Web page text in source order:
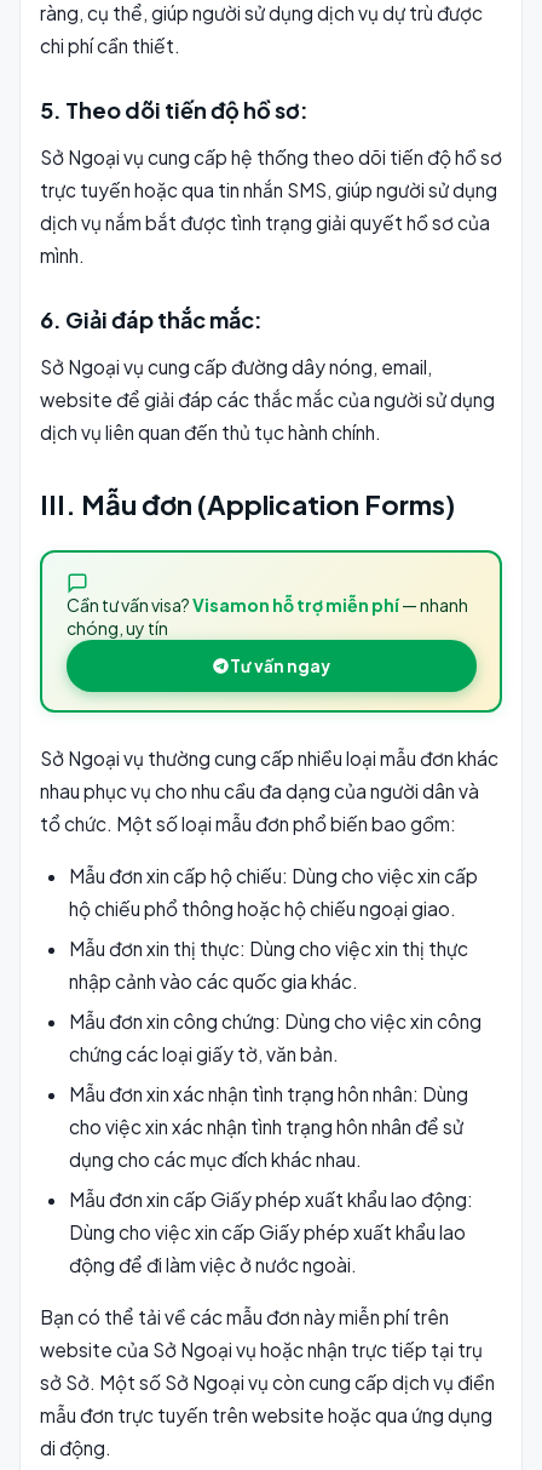
ràng, cụ thể, giúp người sử dụng dịch vụ dự trù được
chi phí cần thiết.
5. Theo dõi tiến độ hồ sơ:
Sở Ngoại vụ cung cấp hệ thống theo dõi tiến độ hồ sơ
trực tuyến hoặc qua tin nhắn SMS, giúp người sử dụng
dịch vụ nắm bắt được tình trạng giải quyết hồ sơ của
mình.
6. Giải đáp thắc mắc:
Sở Ngoại vụ cung cấp đường dây nóng, email,
website để giải đáp các thắc mắc của người sử dụng
dịch vụ liên quan đến thủ tục hành chính.
III. Mẫu đơn (Application Forms)
Cần tư vấn visa?Visamon hỗ trợ miễn phí— nhanh
chóng, uy tín
Tư vấn ngay
Sở Ngoại vụ thường cung cấp nhiều loại mẫu đơn khác
nhau phục vụ cho nhu cầu đa dạng của người dân và
tổ chức. Một số loại mẫu đơn phổ biến bao gồm:
Mẫu đơn xin cấp hộ chiếu: Dùng cho việc xin cấp
hộ chiếu phổ thông hoặc hộ chiếu ngoại giao.
Mẫu đơn xin thị thực: Dùng cho việc xin thị thực
nhập cảnh vào các quốc gia khác.
Mẫu đơn xin công chứng: Dùng cho việc xin công
chứng các loại giấy tờ, văn bản.
Mẫu đơn xin xác nhận tình trạng hôn nhân: Dùng
cho việc xin xác nhận tình trạng hôn nhân để sử
dụng cho các mục đích khác nhau.
Mẫu đơn xin cấp Giấy phép xuất khẩu lao động:
Dùng cho việc xin cấp Giấy phép xuất khẩu lao
động để đi làm việc ở nước ngoài.
Bạn có thể tải về các mẫu đơn này miễn phí trên
website của Sở Ngoại vụ hoặc nhận trực tiếp tại trụ
sở Sở. Một số Sở Ngoại vụ còn cung cấp dịch vụ điền
mẫu đơn trực tuyến trên website hoặc qua ứng dụng
di động.